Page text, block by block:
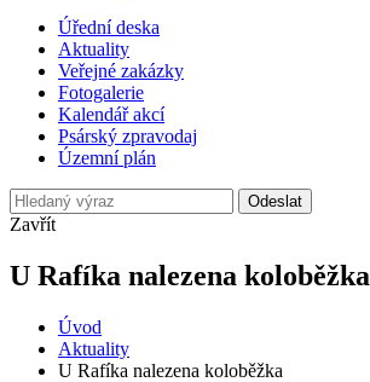
Úřední deska
Aktuality
Veřejné zakázky
Fotogalerie
Kalendář akcí
Psárský zpravodaj
Územní plán
Odeslat
Zavřít
U Rafíka nalezena koloběžka
Úvod
Aktuality
U Rafíka nalezena koloběžka